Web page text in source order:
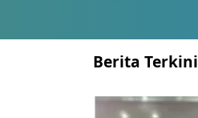
Berita Terkini